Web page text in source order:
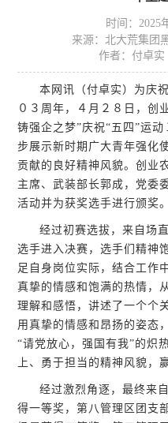
时间：2025
来源：北大荒集团
作者：付卓实
本网讯（付卓实）为庆
０３周年，４月２８日，创
铸强企之梦”庆祝“五四”运
步展示新时期广大青年强化
贡献的良好精神风貌。创业
主席、武装部长郭成，党委
活动并为获奖选手进行颁奖。
经过初赛选拔，来自场
选手进入决赛，选手们精神
足自身岗位实际，结合工作
真挚的情感和饱满的热情，
理解和感悟，讲述了一个个
用真挚的情感和昂扬的姿态
“请党放心，强国有我”的炽
上、勇于担当的精神风貌，
经过激烈角逐，最终来
得一等奖，第八管理区团支